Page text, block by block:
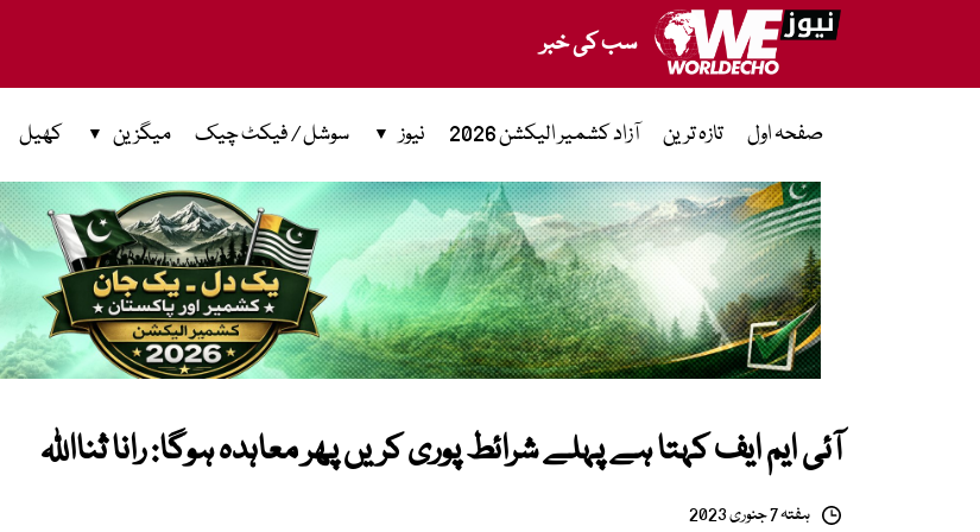
سب کی خبر
صفحہ اول تازہ ترین آزاد کشمیر الیکشن 2026 نیوز سوشل / فیکٹ چیک میگزین کھیل
آئی ایم ایف کہتا ہے پہلے شرائط پوری کریں پھر معاہدہ ہوگا: رانا ثنااللہ
ہفتہ 7 جنوری 2023